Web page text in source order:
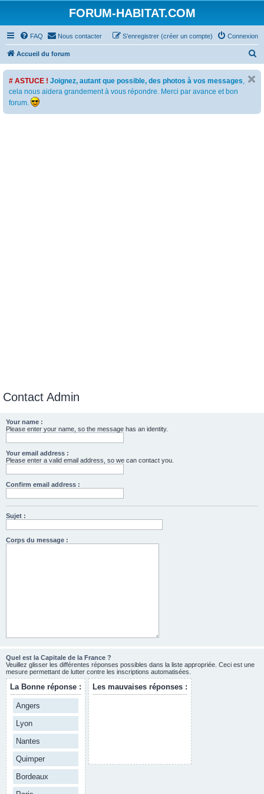
FORUM-HABITAT.COM
FAQ Nous contacter Connexion
S’enregistrer (créer un compte)
Accueil du forum
e
# ASTUCE ! Joignez, autant que possible, des photos à vos messages,
cela nous aidera grandement à vous répondre. Merci par avance et bon
forum.
Contact Admin
Your name :
Please enter your name, so the message has an identity.
Your email address :
Please enter a valid email address, so we can contact you.
Confirm email address :
Sujet :
Corps du message :
Quel est la Capitale de la France ?
Veuillez glisser les différentes réponses possibles dans la liste appropriée. Ceci est une
mesure permettant de lutter contre les inscriptions automatisées.
La Bonne réponse :
Angers
Lyon
Nantes
Quimper
Bordeaux
Les mauvaises réponses :